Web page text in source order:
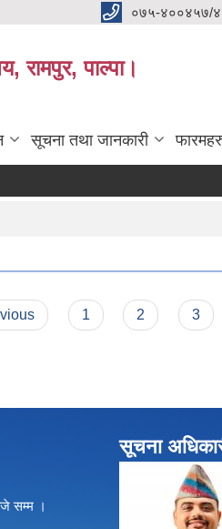
०७५-४००४५७/
रामपुर, पाल्पा।
सूचना तथा जानकारी
1 2 3
सम्म ।
सूचना